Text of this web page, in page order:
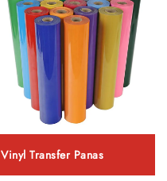
Vinyl Transfer Panas